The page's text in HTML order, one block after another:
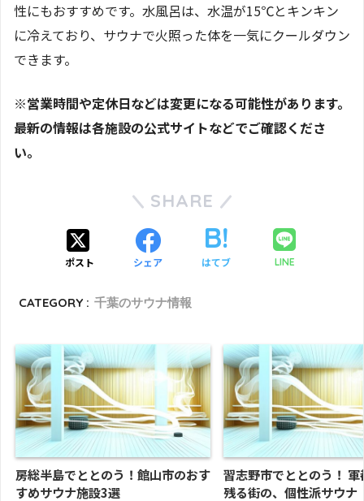
性にもおすすめです。水風呂は、水温が15℃とキンキン
に冷えており、サウナで火照った体を一気にクールダウン
できます。
※営業時間や定休日などは変更になる可能性があります。
最新の情報は各施設の公式サイトなどでご確認くださ
い。
SHARE
ポスト シェア はてブ LINE
CATEGORY : 千葉のサウナ情報
房総半島でととのう！館山市のおす
すめサウナ施設3選
習志野市でととのう！
残る街の、個性派サウナ